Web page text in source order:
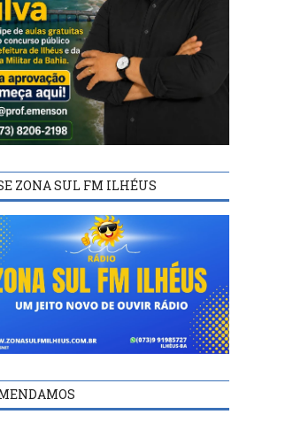
ZONA SUL FM ILHÉUS